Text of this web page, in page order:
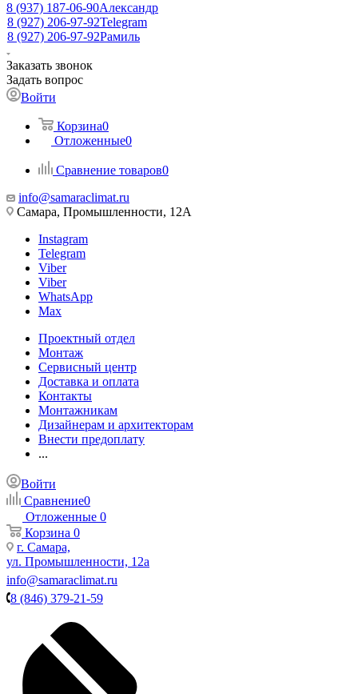
8 (937) 187-06-90Александр
8 (927) 206-97-92Telegram
8 (927) 206-97-92Рамиль
Заказать звонок
Задать вопрос
Войти
Корзина0
Отложенные0
Сравнение товаров0
info@samaraclimat.ru
Самара, Промышленности, 12А
Instagram
Telegram
Viber
Viber
WhatsApp
Max
Проектный отдел
Монтаж
Сервисный центр
Доставка и оплата
Контакты
Монтажникам
Дизайнерам и архитекторам
Внести предоплату
...
Войти
Сравнение0
Отложенные 0
Корзина 0
г. Самара,
ул. Промышленности, 12а
info@samaraclimat.ru
8 (846) 379-21-59